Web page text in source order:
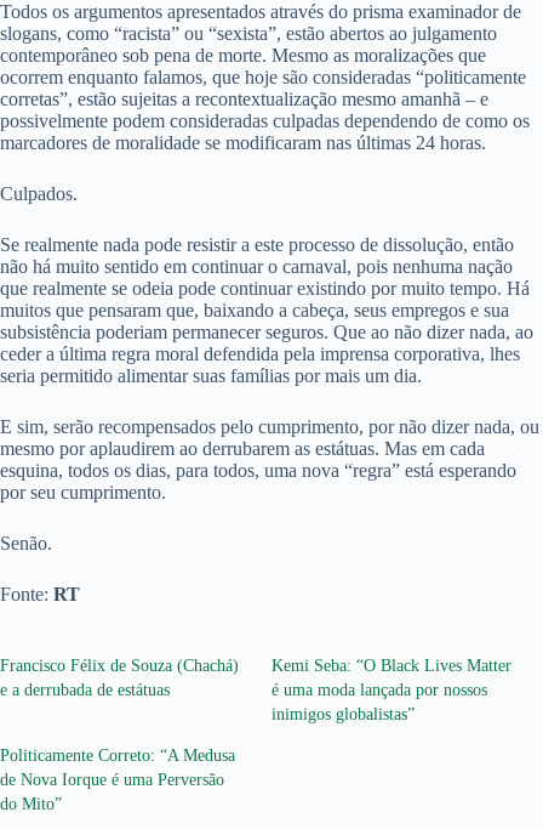
Todos os argumentos apresentados através do prisma examinador de
slogans, como “racista” ou “sexista”, estão abertos ao julgamento
contemporâneo sob pena de morte. Mesmo as moralizações que
ocorrem enquanto falamos, que hoje são consideradas “politicamente
corretas”, estão sujeitas a recontextualização mesmo amanhã – e
possivelmente podem consideradas culpadas dependendo de como os
marcadores de moralidade se modificaram nas últimas 24 horas.
Culpados.
Se realmente nada pode resistir a este processo de dissolução, então
não há muito sentido em continuar o carnaval, pois nenhuma nação
que realmente se odeia pode continuar existindo por muito tempo. Há
muitos que pensaram que, baixando a cabeça, seus empregos e sua
subsistência poderiam permanecer seguros. Que ao não dizer nada, ao
ceder a última regra moral defendida pela imprensa corporativa, lhes
seria permitido alimentar suas famílias por mais um dia.
E sim, serão recompensados pelo cumprimento, por não dizer nada, ou
mesmo por aplaudirem ao derrubarem as estátuas. Mas em cada
esquina, todos os dias, para todos, uma nova “regra” está esperando
por seu cumprimento.
Senão.
Fonte: RT
Francisco Félix de Souza (Chachá)
e a derrubada de estátuas
Kemi Seba: “O Black Lives Matter
é uma moda lançada por nossos
inimigos globalistas”
Politicamente Correto: “A Medusa
de Nova Iorque é uma Perversão
do Mito”